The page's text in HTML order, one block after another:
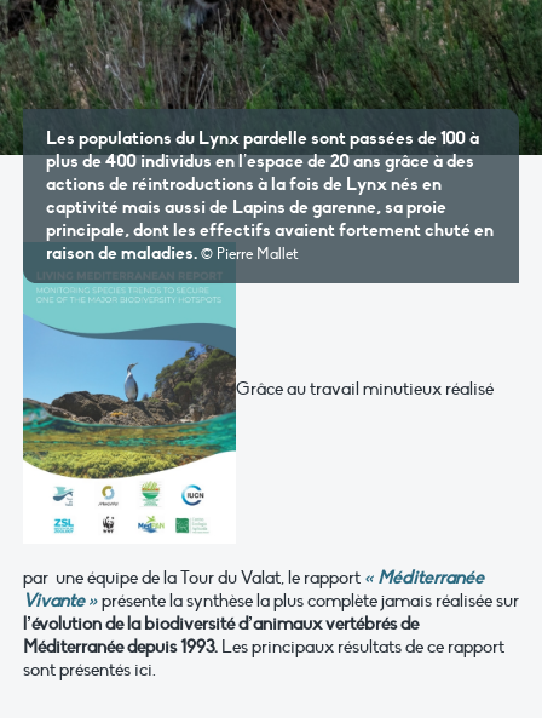
Les populations du Lynx pardelle sont passées de 100 à
plus de 400 individus en l’espace de 20 ans grâce à des
actions de réintroductions à la fois de Lynx nés en
captivité mais aussi de Lapins de garenne, sa proie
principale, dont les effectifs avaient fortement chuté en
raison de maladies.© Pierre Mallet
Grâce au travail minutieux réalisé
par une équipe de la Tour du Valat, le rapport « Méditerranée
Vivante »présente la synthèse la plus complète jamais réalisée sur
l’évolution de la biodiversité d’animaux vertébrés de
Méditerranée depuis 1993. Les principaux résultats de ce rapport
sont présentés ici.